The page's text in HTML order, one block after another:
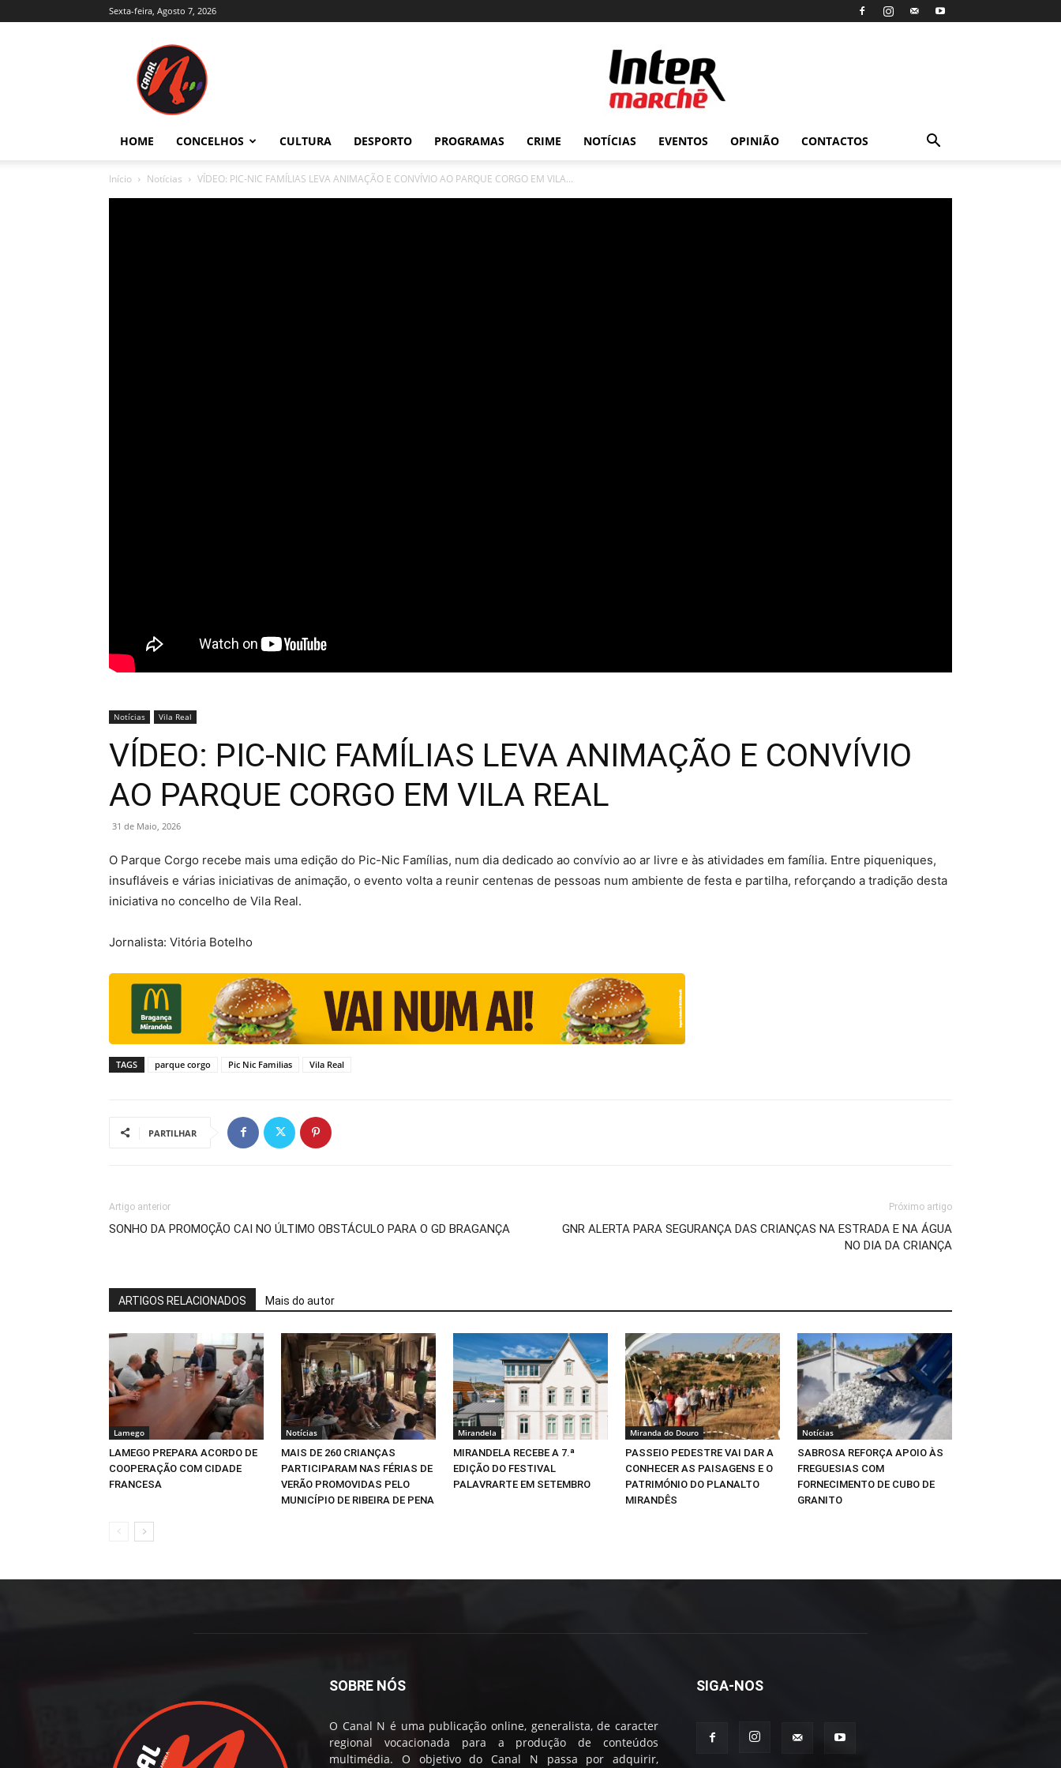
Sexta-feira, Agosto 7, 2026
Trás-
e
Alto
HOME CONCELHOS CULTURA DESPORTO PROGRAMAS CRIME NOTÍCIAS EVENTOS OPINIÃO CONTACTOS
Início Notícias VÍDEO: PIC-NIC FAMÍLIAS LEVA ANIMAÇÃO E CONVÍVIO AO PARQUE CORGO EM VILA...
Notícias Vila Real
VÍDEO: PIC-NIC FAMÍLIAS LEVA ANIMAÇÃO E CONVÍVIO
AO PARQUE CORGO EM VILA REAL
31 de Maio, 2026
O Parque Corgo recebe mais uma edição do Pic-Nic Famílias, num dia dedicado ao convívio ao ar livre e às atividades em família. Entre piqueniques,
insufláveis e várias iniciativas de animação, o evento volta a reunir centenas de pessoas num ambiente de festa e partilha, reforçando a tradição desta
iniciativa no concelho de Vila Real.
Jornalista: Vitória Botelho
TAGS parque corgo Pic Nic Familias Vila Real
PARTILHAR
Artigo anterior
SONHO DA PROMOÇÃO CAI NO ÚLTIMO OBSTÁCULO PARA O GD BRAGANÇA
Próximo artigo
GNR ALERTA PARA SEGURANÇA DAS CRIANÇAS NA ESTRADA E NA ÁGUA
NO DIA DA CRIANÇA
ARTIGOS RELACIONADOS Mais do autor
Lamego
LAMEGO PREPARA ACORDO DE
COOPERAÇÃO COM CIDADE
FRANCESA
Notícias
MAIS DE 260 CRIANÇAS
PARTICIPARAM NAS FÉRIAS DE
VERÃO PROMOVIDAS PELO
MUNICÍPIO DE RIBEIRA DE PENA
Mirandela
MIRANDELA RECEBE A 7.ª
EDIÇÃO DO FESTIVAL
PALAVRARTE EM SETEMBRO
Miranda do Douro
PASSEIO PEDESTRE VAI DAR A
CONHECER AS PAISAGENS E O
PATRIMÓNIO DO PLANALTO
MIRANDÊS
Notícias
SABROSA REFORÇA APOIO ÀS
FREGUESIAS COM
FORNECIMENTO DE CUBO DE
GRANITO
SOBRE NÓS
O Canal N é uma publicação online, generalista, de caracter
regional vocacionada para a produção de conteúdos
multimédia. O objetivo do Canal N passa por adquirir,
SIGA-NOS